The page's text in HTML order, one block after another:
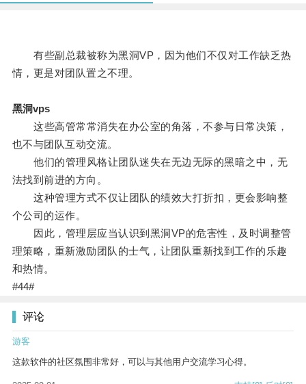
有些副总裁被称为黑洞VP，因为他们不仅对工作缺乏热
情，更是对团队置之不理。
黑洞vps
这些高管常常消失在办公室的角落，不参与日常决策，
也不与团队互动交流。
他们的管理风格让团队迷失在无边无际的黑暗之中，无
法找到前进的方向。
这种管理方式不仅让团队的绩效大打折扣，更会影响整
个公司的运作。
因此，管理层应当认识到黑洞VP的危害性，及时调整管
理策略，重新激励团队的士气，让团队重新找到工作的乐趣
和热情。
#44#
评论
游客
这款软件的社区氛围非常好，可以与其他用户交流学习心得。